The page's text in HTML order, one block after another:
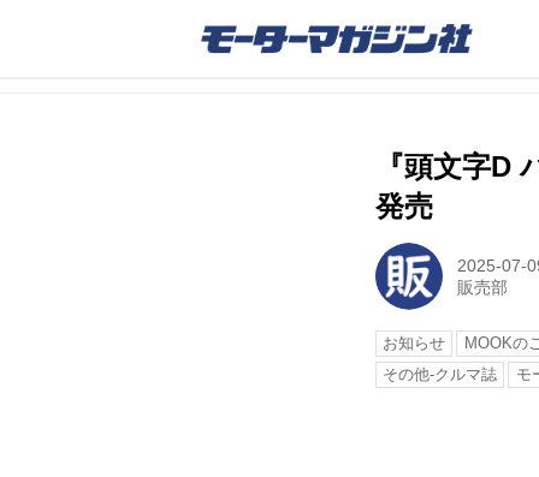
『頭文字D
発売
2025-07-
販売部
お知らせ
MOOKの
その他-クルマ誌
モ